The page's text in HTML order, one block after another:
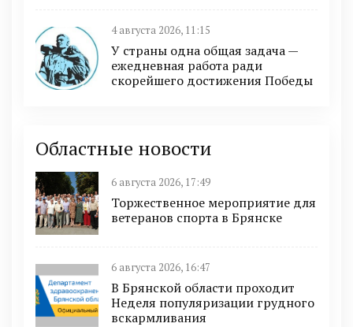
4 августа 2026, 11:15
У страны одна общая задача —
ежедневная работа ради
скорейшего достижения Победы
Областные новости
6 августа 2026, 17:49
Торжественное мероприятие для
ветеранов спорта в Брянске
6 августа 2026, 16:47
В Брянской области проходит
Неделя популяризации грудного
вскармливания